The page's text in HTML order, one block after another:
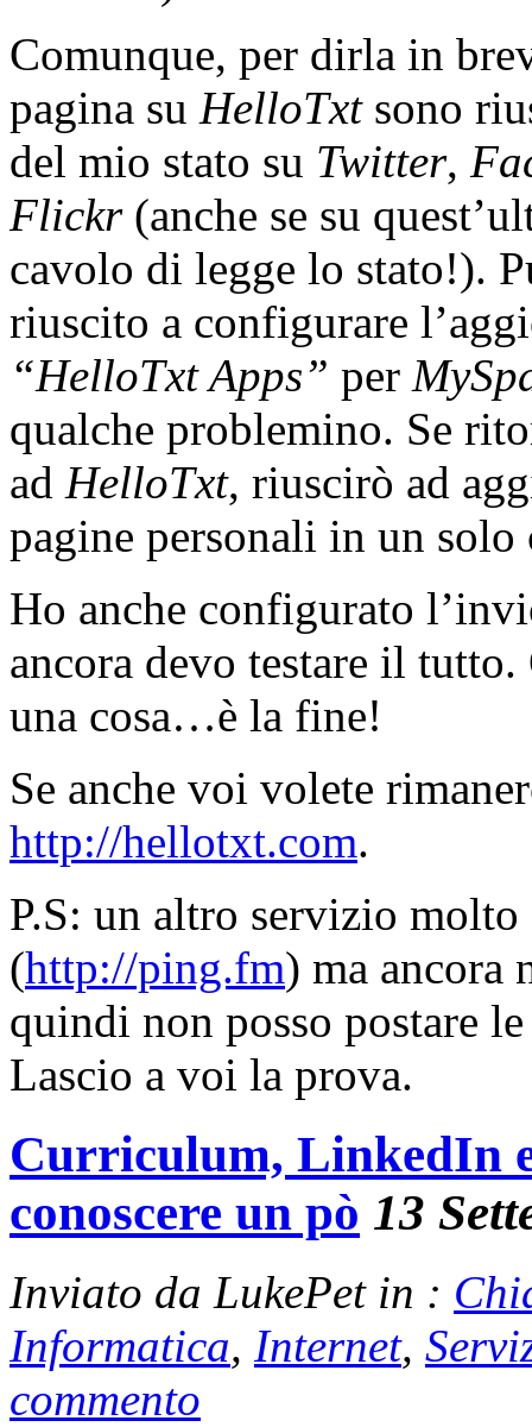
Comunque, per dirla in
pagina su HelloTxtsono
del mio stato su Twitter,
Flickr(anche se su
cavolo di legge lo stato!).
riuscito a configurare
“HelloTxt Apps” per
qualche problemino. Se
ad HelloTxt, riuscirò ad
pagine personali in un
Ho anche configurato
ancora devo testare il
una cosa…è la fine!
Se anche voi volete
http://hellotxt.com.
P.S: un altro servizio
(http://ping.fm) ma ancora
quindi non posso postare
Lascio a voi la prova.
Curriculum, LinkedIn
conoscere un pò 13
Inviato da LukePet in :
Informatica, Internet,
commento